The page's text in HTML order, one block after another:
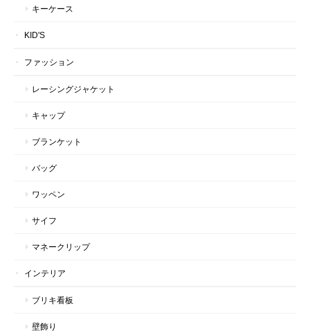
キーケース
KID'S
ファッション
レーシングジャケット
キャップ
ブランケット
バッグ
ワッペン
サイフ
マネークリップ
インテリア
ブリキ看板
壁飾り